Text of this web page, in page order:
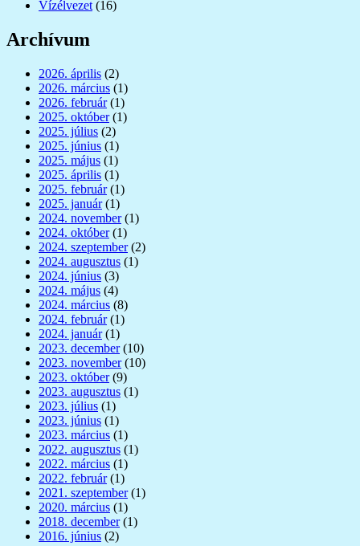
Vízélvezet (16)
Archívum
2026. április (2)
2026. március (1)
2026. február(1)
2025. október(1)
2025. július (2)
2025. június (1)
2025. május (1)
2025. április (1)
2025. február(1)
2025. január(1)
2024. november(1)
2024. október(1)
2024. szeptember(2)
2024. augusztus (1)
2024. június (3)
2024. május (4)
2024. március (8)
2024. február(1)
2024. január(1)
2023. december(10)
2023. november(10)
2023. október(9)
2023. augusztus (1)
2023. július (1)
2023. június (1)
2023. március (1)
2022. augusztus (1)
2022. március (1)
2022. február(1)
2021. szeptember(1)
2020. március (1)
2018. december(1)
2016. június (2)